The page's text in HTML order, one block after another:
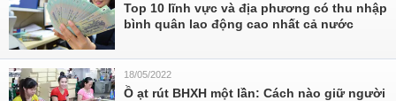
Top 10 lĩnh vực và địa phương có thu nhập
bình quân lao động cao nhất cả nước
18/05/2022
Ồ ạt rút BHXH một lần: Cách nào giữ người